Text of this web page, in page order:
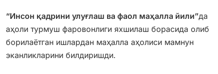
“Инсон қадрини улуғлаш ва фаол маҳалла йили”да
аҳоли турмуш фаровонлиги яхшилаш борасида олиб
борилаётган ишлардан маҳалла аҳолиси мамнун
эканликларини билдиришди.